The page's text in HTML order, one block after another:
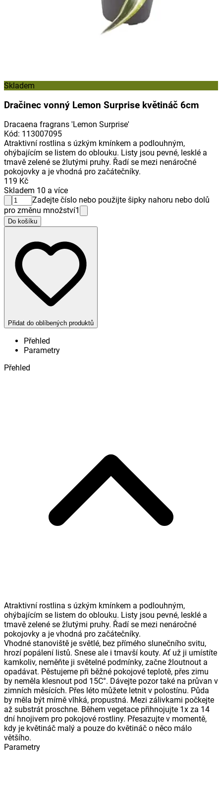
Skladem
Dračinec vonný Lemon Surprise květináč 6cm
Dracaena fragrans 'Lemon Surprise'
Kód: 113007095
Atraktivní rostlina s úzkým kmínkem a podlouhným,
ohýbajícím se listem do oblouku. Listy jsou pevné, lesklé a
tmavě zelené se žlutými pruhy. Řadí se mezi nenáročné
pokojovky a je vhodná pro začátečníky.
119 Kč
Skladem 10 a více
Zadejte číslo nebo použijte šipky nahoru nebo dolů
pro změnu množství1
Do košíku
Přidat do oblíbených produktů
Přehled
Parametry
Přehled
Atraktivní rostlina s úzkým kmínkem a podlouhným,
ohýbajícím se listem do oblouku. Listy jsou pevné, lesklé a
tmavě zelené se žlutými pruhy. Řadí se mezi nenáročné
pokojovky a je vhodná pro začátečníky.
Vhodné stanoviště je světlé, bez přímého slunečního svitu,
hrozí popálení listů. Snese ale i tmavší kouty. Ať už ji umístíte
kamkoliv, neměňte ji světelné podmínky, začne žloutnout a
opadávat. Pěstujeme při běžné pokojové teplotě, přes zimu
by neměla klesnout pod 15C°. Dávejte pozor také na průvan v
zimních měsících. Přes léto můžete letnit v polostínu. Půda
by měla být mírně vlhká, propustná. Mezi zálivkami počkejte
až substrát proschne. Během vegetace přihnojujte 1x za 14
dní hnojivem pro pokojové rostliny. Přesazujte v momentě,
kdy je květináč malý a pouze do květináč o něco málo
většího.
Parametry